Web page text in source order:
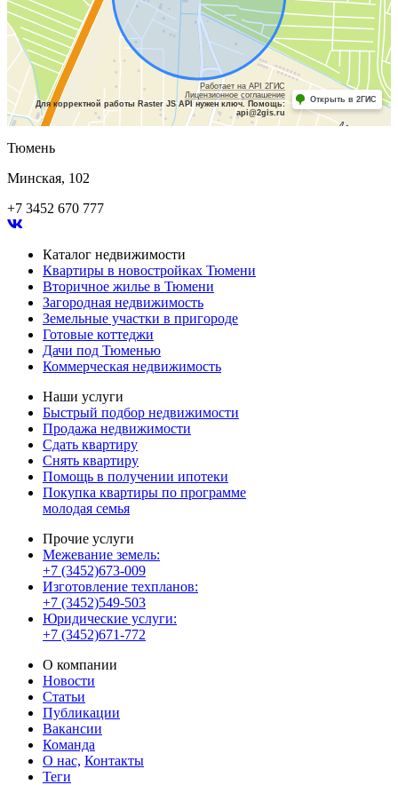
Работает на API 2ГИС
Лицензионное соглашение
Для корректной работы Raster JS API нужен ключ. Помощь:
api@2gis.ru
Открыть в 2ГИС
Тюмень
Минская, 102
+7 3452 670 777
Каталог недвижимости
Квартиры в новостройках Тюмени
Вторичное жилье в Тюмени
Загородная недвижимость
Земельные участки в пригороде
Готовые коттеджи
Дачи под Тюменью
Коммерческая недвижимость
Наши услуги
Быстрый подбор недвижимости
Продажа недвижимости
Сдать квартиру
Снять квартиру
Помощь в получении ипотеки
Покупка квартиры по программе
молодая семья
Прочие услуги
Межевание земель:
+7 (3452)673-009
Изготовление техпланов:
+7 (3452)549-503
Юридические услуги:
+7 (3452)671-772
О компании
Новости
Статьи
Публикации
Вакансии
Команда
О нас, Контакты
Теги